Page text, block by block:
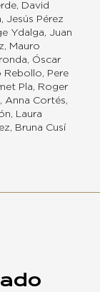
David
Jesús Pérez
Ydalga, Juan
Mauro
Óscar
Rebollo, Pere
Pla, Roger
Anna Cortés,
Laura
Bruna Cusí